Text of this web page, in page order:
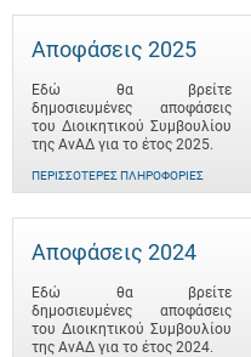
Αποφάσεις 2025
Εδώ θα βρείτε
δημοσιευμένες αποφάσεις
του Διοικητικού Συμβουλίου
της ΑνΑΔ για το έτος 2025.
ΠΕΡΙΣΣΌΤΕΡΕΣ ΠΛΗΡΟΦΟΡΊΕΣ
Αποφάσεις 2024
Εδώ θα βρείτε
δημοσιευμένες αποφάσεις
του Διοικητικού Συμβουλίου
της ΑνΑΔ για το έτος 2024.